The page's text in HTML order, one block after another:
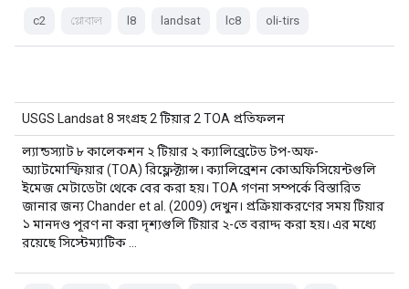
c2 গ্লোবাল l8 landsat lc8 oli-tirs
USGS Landsat 8 সংগ্রহ 2 টিয়ার 2 TOA প্রতিফলন
ল্যান্ডস্যাট ৮ কালেকশন ২ টিয়ার ২ ক্যালিব্রেটেড টপ-অফ-
অ্যাটমোস্ফিয়ার (TOA) রিফ্লেক্ট্যান্স। ক্যালিব্রেশন কোঅফিসিয়েন্টগুলি
ইমেজ মেটাডেটা থেকে বের করা হয়। TOA গণনা সম্পর্কে বিস্তারিত
জানার জন্য Chander et al. (2009) দেখুন। প্রক্রিয়াকরণের সময় টিয়ার
১ মানদণ্ড পূরণ না করা দৃশ্যগুলি টিয়ার ২-তে বরাদ্দ করা হয়। এর মধ্যে
রয়েছে সিস্টেম্যাটিক …